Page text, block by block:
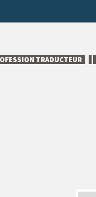
TRADUCTEUR